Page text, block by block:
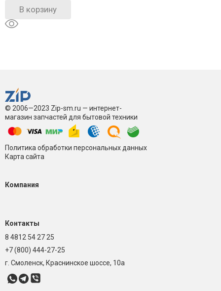
В корзину
© 2006—2023 Zip-sm.ru — интернет-
магазин запчастей для бытовой техники
Политика обработки персональных данных
Карта сайта
Компания
Контакты
8 4812 54 27 25
+7 (800) 444-27-25
г. Смоленск, Краснинское шоссе, 10а